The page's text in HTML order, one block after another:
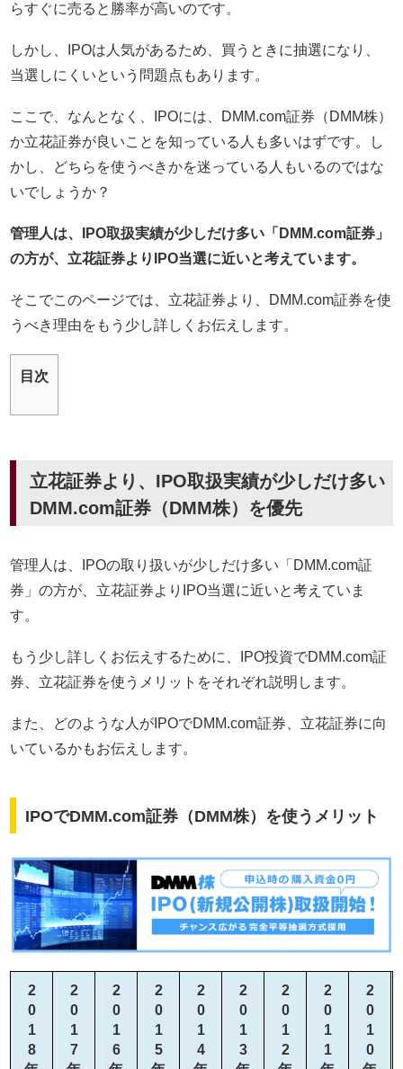
らすぐに売ると勝率が高いのです。
しかし、IPOは人気があるため、買うときに抽選になり、
当選しにくいという問題点もあります。
ここで、なんとなく、IPOには、DMM.com証券（DMM株）
か立花証券が良いことを知っている人も多いはずです。し
かし、どちらを使うべきかを迷っている人もいるのではな
いでしょうか？
管理人は、IPO取扱実績が少しだけ多い「DMM.com証券」
の方が、立花証券よりIPO当選に近いと考えています。
そこでこのページでは、立花証券より、DMM.com証券を使
うべき理由をもう少し詳しくお伝えします。
目次
立花証券より、IPO取扱実績が少しだけ多い
DMM.com証券（DMM株）を優先
管理人は、IPOの取り扱いが少しだけ多い「DMM.com証
券」の方が、立花証券よりIPO当選に近いと考えていま
す。
もう少し詳しくお伝えするために、IPO投資でDMM.com証
券、立花証券を使うメリットをそれぞれ説明します。
また、どのような人がIPOでDMM.com証券、立花証券に向
いているかもお伝えします。
IPOでDMM.com証券（DMM株）を使うメリット
2
0
1
8
2
0
1
7
2
0
1
6
2
0
1
5
2
0
1
4
2
0
1
3
2
0
1
2
2
0
1
1
2
0
1
0